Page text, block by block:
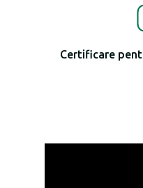
Certificare